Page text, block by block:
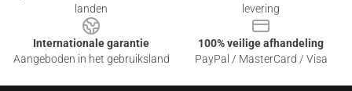
landen
levering
Internationale garantie
Aangeboden in het gebruiksland
100% veilige afhandeling
PayPal / MasterCard / Visa